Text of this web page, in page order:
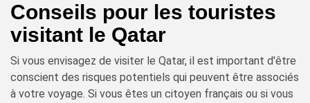
Conseils pour les touristes
visitant le Qatar
Si vous envisagez de visiter le Qatar, il est important d'être
conscient des risques potentiels qui peuvent être associés
à votre voyage. Si vous êtes un citoyen français ou si vous